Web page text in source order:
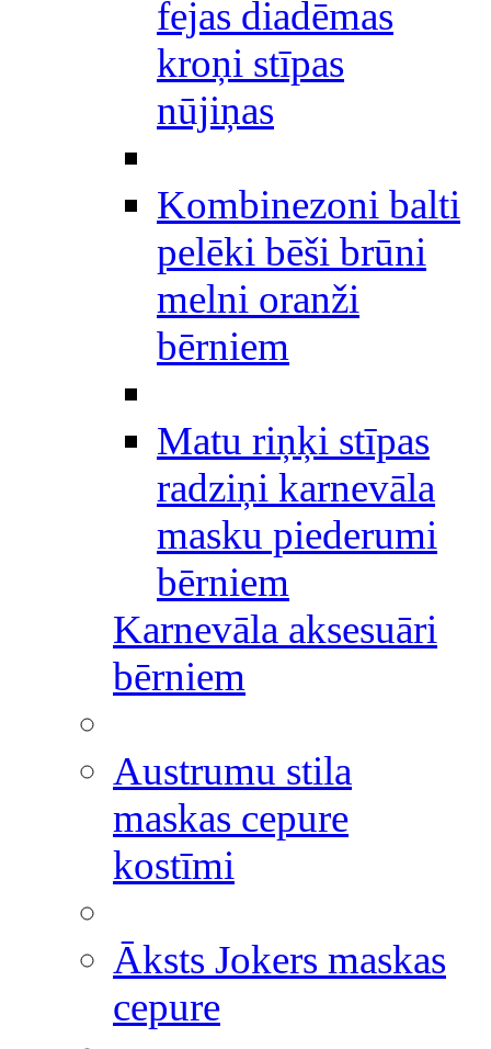
fejas diadēmas
kroņi stīpas
nūjiņas
Kombinezoni balti
pelēki bēši brūni
melni oranži
bērniem
Matu riņķi stīpas
radziņi karnevāla
masku piederumi
bērniem
Karnevāla aksesuāri
bērniem
Austrumu stila
maskas cepure
kostīmi
Āksts Jokers maskas
cepure